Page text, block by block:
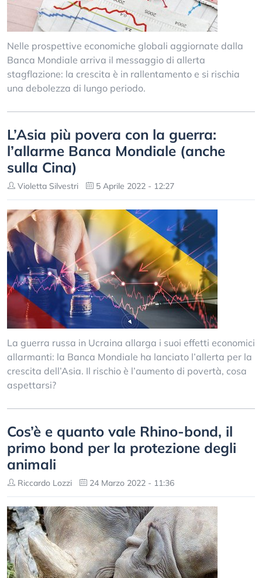
Nelle prospettive economiche globali aggiornate dalla
Banca Mondiale arriva il messaggio di allerta
stagflazione: la crescita è in rallentamento e si rischia
una debolezza di lungo periodo.
L’Asia più povera con la guerra:
l’allarme Banca Mondiale (anche
sulla Cina)
Violetta Silvestri 5 Aprile 2022 - 12:27
La guerra russa in Ucraina allarga i suoi effetti economici
allarmanti: la Banca Mondiale ha lanciato l’allerta per la
crescita dell’Asia. Il rischio è l’aumento di povertà, cosa
aspettarsi?
Cos’è e quanto vale Rhino-bond, il
primo bond per la protezione degli
animali
Riccardo Lozzi 24 Marzo 2022 - 11:36